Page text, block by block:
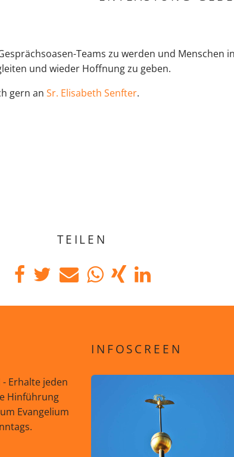
Teams zu werden und Menschen
und wieder Hoffnung zu geben.
gern an Sr. Elisabeth Senfter.
TEILEN
- Erhalte jeden
Hinführung
Evangelium
INFOSCREEN